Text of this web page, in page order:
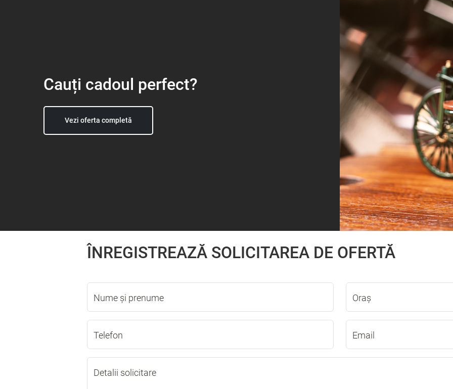
Cauți cadoul perfect?
Vezi oferta completă
ÎNREGISTREAZĂ SOLICITAREA DE OFERTĂ
Nume și prenume Oraș
Telefon Email
Detalii solicitare